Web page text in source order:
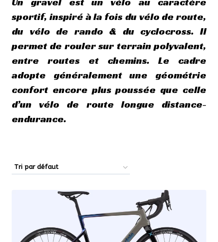
sportif, inspiré à la fois du vélo de route,
du vélo de rando & du cyclocross. Il
permet de rouler sur terrain polyvalent,
entre routes et chemins. Le cadre
adopte généralement une géométrie
confort encore plus poussée que celle
d’un vélo de route longue distance-
endurance.